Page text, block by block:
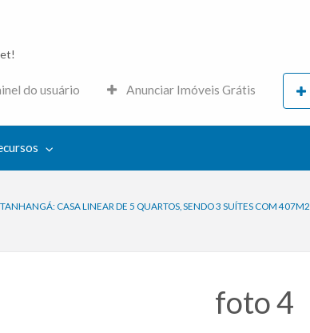
do usuário Anunciar Imóveis Grátis
CASA LINEAR DE 5 QUARTOS, SENDO 3 SUÍTES COM 407M2
foto 4